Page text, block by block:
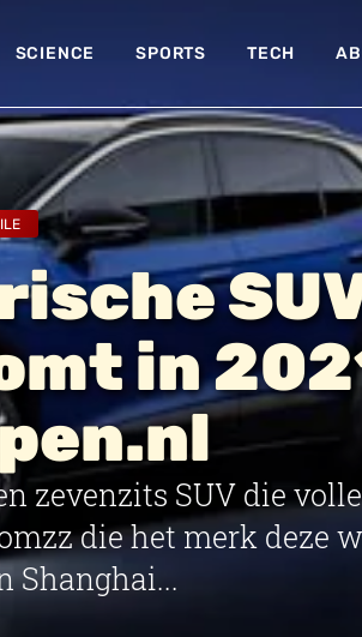
SCIENCE SPORTS TECH
in
zevenzits SUV die
die het merk deze
Shanghai...